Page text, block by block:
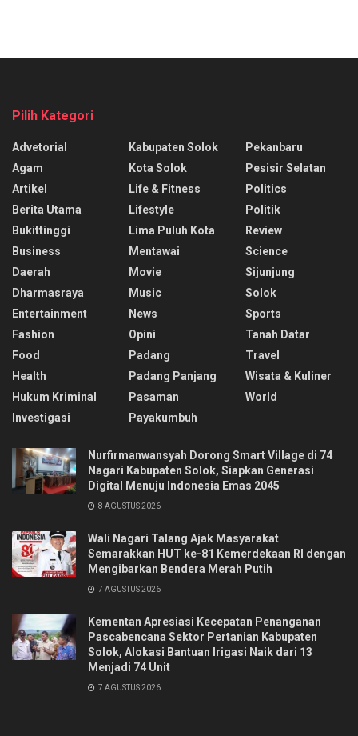
Pilih Kategori
Advetorial
Agam
Artikel
Berita Utama
Bukittinggi
Business
Daerah
Dharmasraya
Entertainment
Fashion
Food
Health
Hukum Kriminal
Investigasi
Kabupaten Solok
Kota Solok
Life & Fitness
Lifestyle
Lima Puluh Kota
Mentawai
Movie
Music
News
Opini
Padang
Padang Panjang
Pasaman
Payakumbuh
Pekanbaru
Pesisir Selatan
Politics
Politik
Review
Science
Sijunjung
Solok
Sports
Tanah Datar
Travel
Wisata & Kuliner
World
Nurfirmanwansyah Dorong Smart Village di 74
Nagari Kabupaten Solok, Siapkan Generasi
Digital Menuju Indonesia Emas 2045
8 AGUSTUS 2026
Wali Nagari Talang Ajak Masyarakat
Semarakkan HUT ke-81 Kemerdekaan RI dengan
Mengibarkan Bendera Merah Putih
7 AGUSTUS 2026
Kementan Apresiasi Kecepatan Penanganan
Pascabencana Sektor Pertanian Kabupaten
Solok, Alokasi Bantuan Irigasi Naik dari 13
Menjadi 74 Unit
7 AGUSTUS 2026